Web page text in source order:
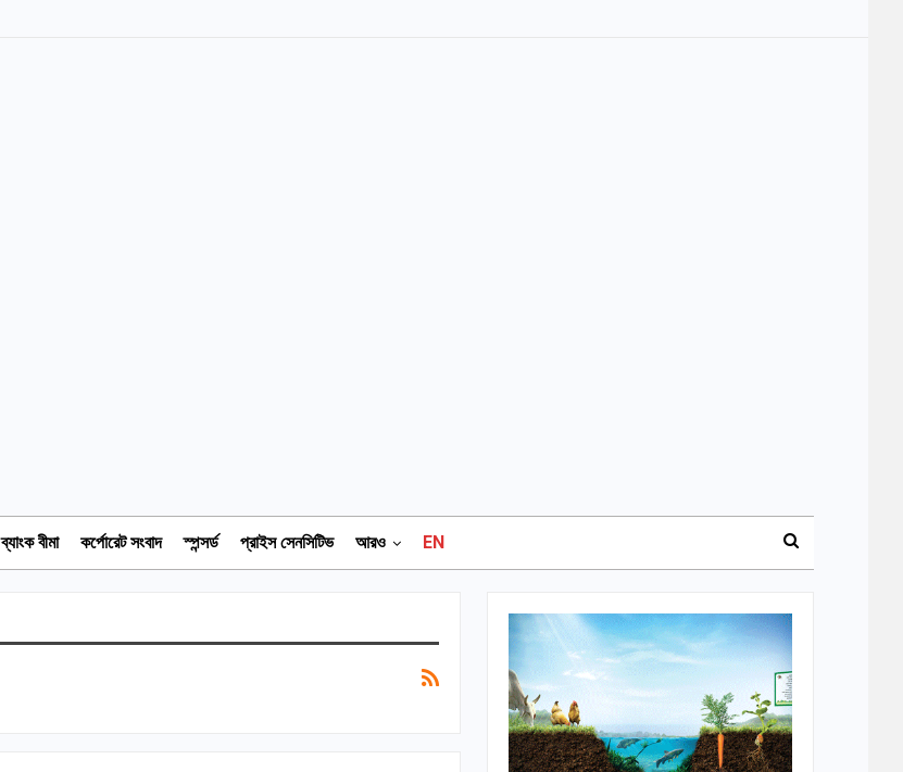
ব্যাংক বীমা কর্পোরেট সংবাদ স্পন্সর্ড প্রাইস সেনসিটিভ আরও EN